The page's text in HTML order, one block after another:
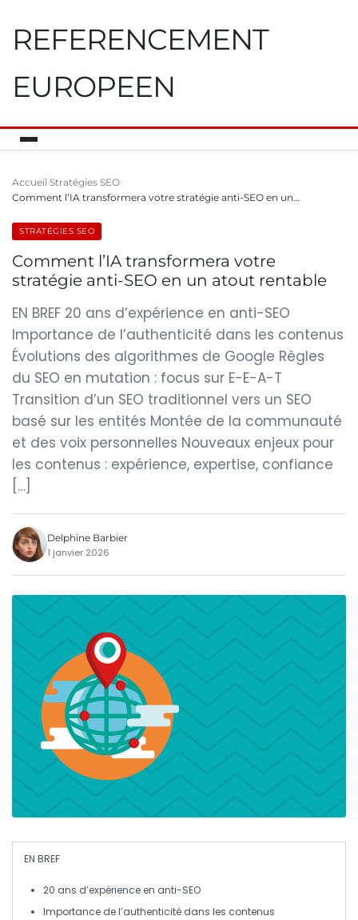
REFERENCEMENT
EUROPEEN
Accueil Stratégies SEO
Comment l’IA transformera votre stratégie anti-SEO en un…
STRATÉGIES SEO
Comment l’IA transformera votre
stratégie anti-SEO en un atout rentable
EN BREF 20 ans d’expérience en anti-SEO
Importance de l’authenticité dans les contenus
Évolutions des algorithmes de Google Règles
du SEO en mutation : focus sur E-E-A-T
Transition d’un SEO traditionnel vers un SEO
basé sur les entités Montée de la communauté
et des voix personnelles Nouveaux enjeux pour
les contenus : expérience, expertise, confiance
[…]
Delphine Barbier
1 janvier 2026
EN BREF
20 ans d’expérience en anti-SEO
Importance de l’authenticité dans les contenus